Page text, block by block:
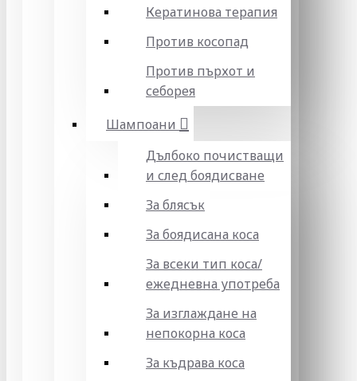
Кератинова терапия
Против косопад
Против пърхот и
себорея
Шампоани
Дълбоко почистващи
и след боядисване
За блясък
За боядисана коса
За всеки тип коса/
ежедневна употреба
За изглаждане на
непокорна коса
За къдрава коса